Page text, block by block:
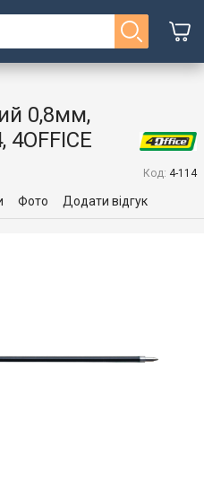
0,8мм,
4OFFICE
Код: 4-114
Фото Додати відгук